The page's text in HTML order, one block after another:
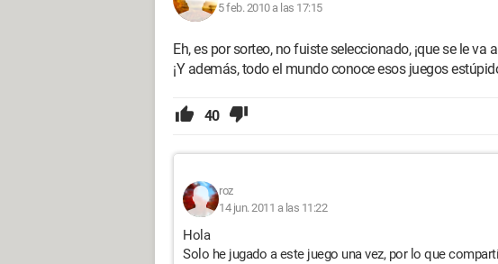
5 feb. 2010 a las 17:15
Eh, es por sorteo, no fuiste seleccionado, ¡que se le va
¡Y además, todo el mundo conoce esos juegos
40
roz
14 jun. 2011 a las 11:22
Hola
Solo he jugado a este juego una vez, por lo que